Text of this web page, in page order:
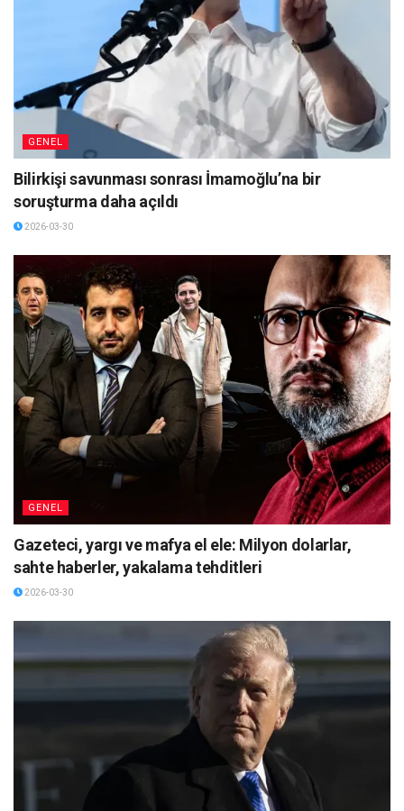
GENEL
Bilirkişi savunması sonrası İmamoğlu’na bir
soruşturma daha açıldı
2026-03-30
GENEL
Gazeteci, yargı ve mafya el ele: Milyon dolarlar,
sahte haberler, yakalama tehditleri
2026-03-30